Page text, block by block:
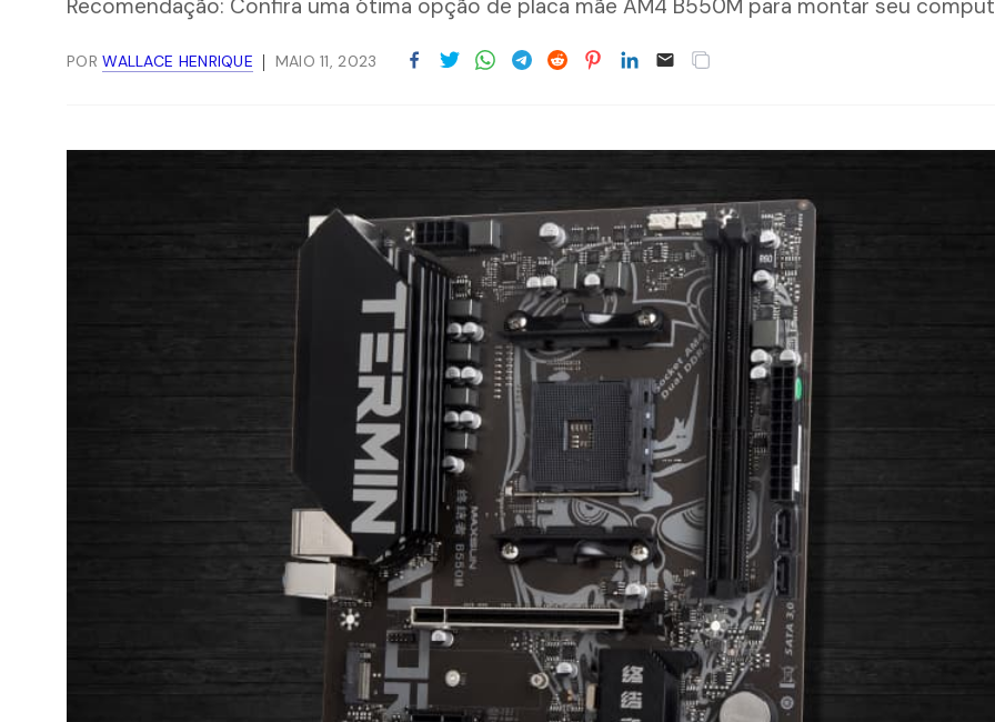
Promoções
Recomendação: Confira uma ótima opção de placa mãe AM4 B550M para montar seu
PORWALLACE HENRIQUE MAIO 11, 2023